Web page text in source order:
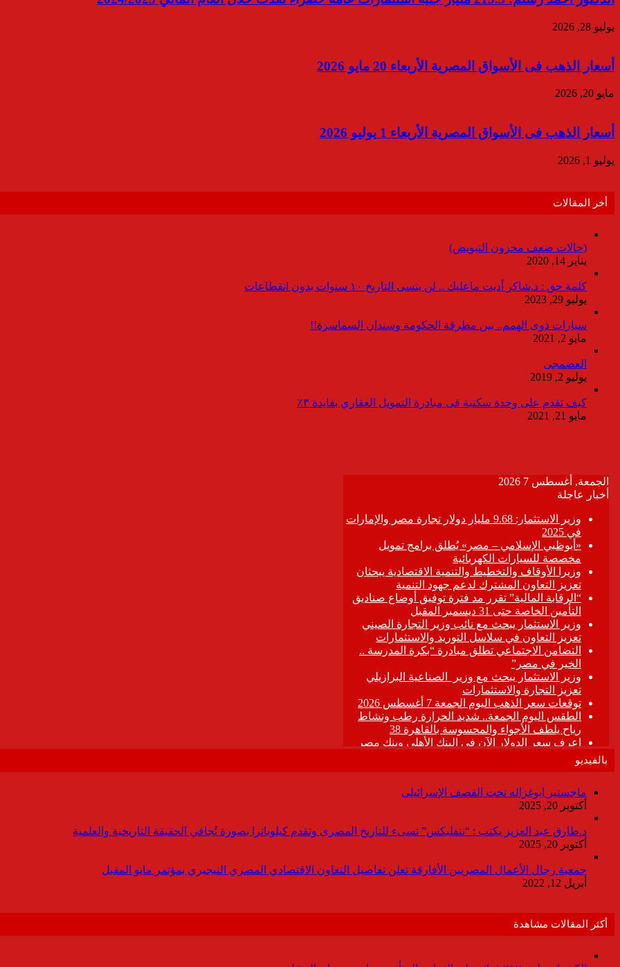
يوليو 28, 2026
أسعار الذهب فى الأسواق المصرية الأربعاء 20 مايو 2026
مايو 20, 2026
أسعار الذهب فى الأسواق المصرية الأربعاء 1 يوليو 2026
يوليو 1, 2026
أخر المقالات
(حالات ضعف مخزون التبويض)
يناير 14, 2020
كلمة حق : د.شاكر أديت ماعليك .. لن ينسى التاريخ ١٠ سنوات بدون انقطاعات
يوليو 29, 2023
سيارات ذوى الهمم.. بين مطرقة الحكومة وسندان السماسرة!!
مايو 2, 2021
العضمجى
يوليو 2, 2019
كيف تقدم على وحدة سكنية فى مبادرة التمويل العقاري بفايدة ٣٪
مايو 21, 2021
بالفيديو
ماجستير ابوغزاله تحت القصف الإسرائيلى
أكتوبر 20, 2025
د.طارق عبد العزيز يكتب : “نتفليكس” تسىء للتاريخ المصرى وتقدم كيلوباترا بصورة تُجافي الحقيقة التاريخية والعلمية
أكتوبر 20, 2025
جمعية رجال الأعمال المصريين الأفارقة تعلن تفاصيل التعاون الاقتصادي المصري النيجيري بمؤتمر مايو المقبل
أبريل 12, 2022
أكثر المقالات مشاهدة